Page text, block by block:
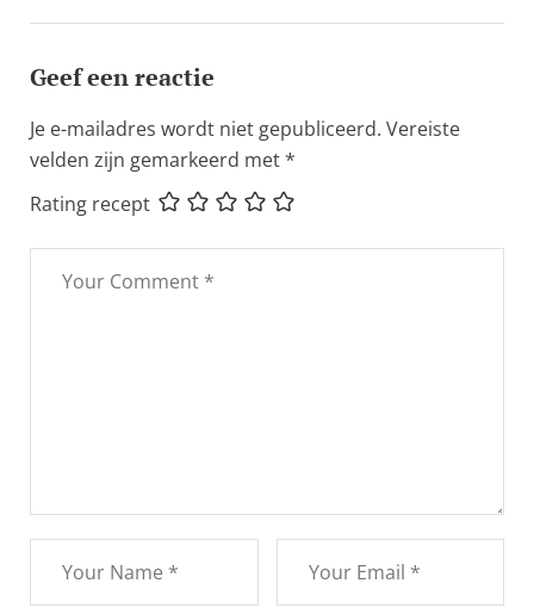
Geef een reactie
Je e-mailadres wordt niet gepubliceerd. Vereiste
velden zijn gemarkeerd met*
Rating recept